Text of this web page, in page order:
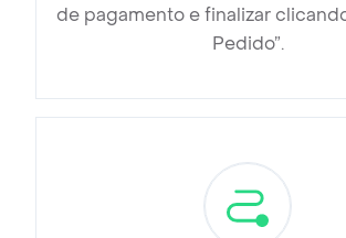
de pagamento e finalizar
Pedido”.